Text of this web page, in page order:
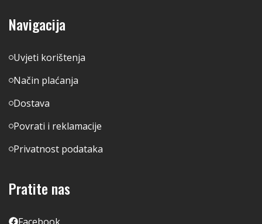
Navigacija
Uvjeti korištenja
Način plaćanja
Dostava
Povrati i reklamacije
Privatnost podataka
Pratite nas